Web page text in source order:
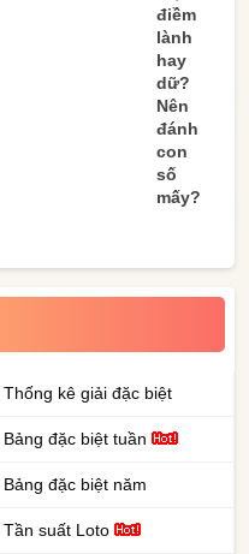
điềm
lành
hay
dữ?
Nên
đánh
con
số
mấy?
Thống kê giải đặc biệt
Bảng đặc biệt tuần
Bảng đặc biệt năm
Tần suất Loto